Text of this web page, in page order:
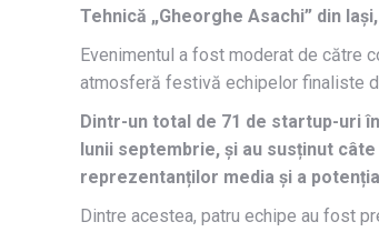
Tehnică „Gheorghe Asachi” din
Evenimentul a fost moderat de către
atmosferă festivă echipelor finaliste
Dintr-un total de 71 de startup-uri
lunii septembrie, și au susținut
reprezentanților media și a
Dintre acestea, patru echipe au fost